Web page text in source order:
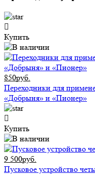
Купить
850руб.
Переходники для
«Добрыня» и «Пионер»
Купить
9 500руб.
Пусковое устройство